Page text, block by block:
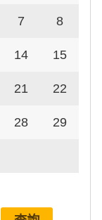
7 8
14 15
21 22
28 29